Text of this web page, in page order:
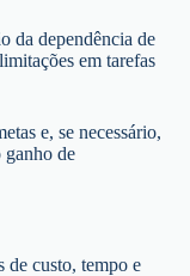
da dependência de
em tarefas
e, se necessário,
ganho de
de custo, tempo e